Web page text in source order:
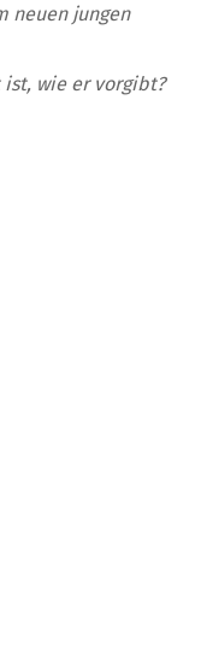
neuen jungen
wie er vorgibt?